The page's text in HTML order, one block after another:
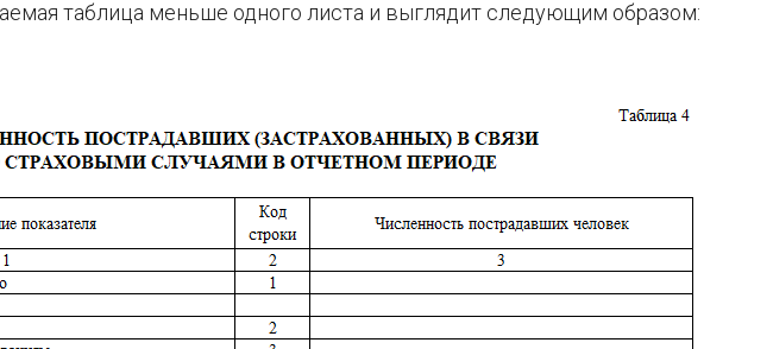
таблица меньше одного листа и выглядит следующим образом: